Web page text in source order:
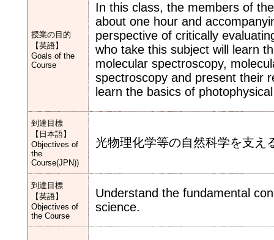
授業の目的
【英語】
Goals of the
Course
In this class, the members of
about one hour and
perspective of critically
who take this subject will learn
molecular spectroscopy,
spectroscopy and present their
learn the basics of
到達目標
【日本語】
Objectives of
the
Course(JPN))
光物理化学等の自然科学を支え
到達目標
【英語】
Objectives of
the Course
Understand the fundamental
science.